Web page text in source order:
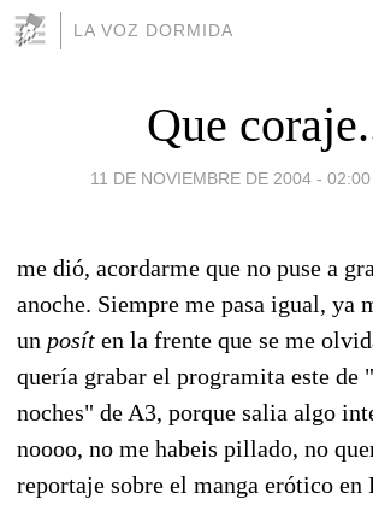
LA VOZ DORMIDA
Que
11 DE NOVIEMBRE DE 2004 - 02:00
me dió, acordarme que no puse a
anoche. Siempre me pasa igual, ya
un posít en la frente que se me
quería grabar el programita este de
noches" de A3, porque salia algo
noooo, no me habeis pillado, no
reportaje sobre el manga erótico en